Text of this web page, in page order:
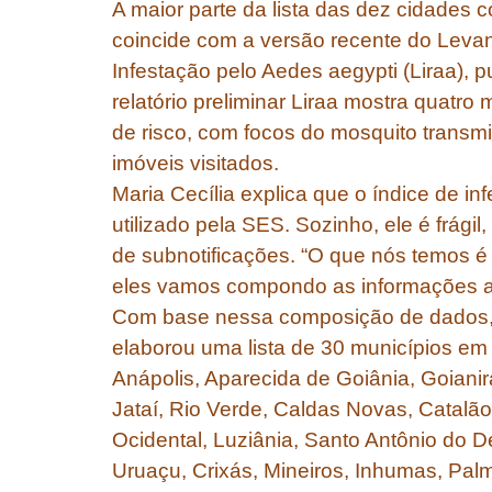
A maior parte da lista das dez cidades
coincide com a versão recente do
Infestação pelo Aedes aegypti (Liraa),
relatório preliminar Liraa mostra quatro
de risco, com focos do mosquito
imóveis visitados.
Maria Cecília explica que o índice de
utilizado pela SES. Sozinho, ele é
de subnotificações. “O que nós temos
eles vamos compondo as informações
Com base nessa composição de
elaborou uma lista de 30 municípios
Anápolis, Aparecida de Goiânia,
Jataí, Rio Verde, Caldas Novas,
Ocidental, Luziânia, Santo Antônio do
Uruaçu, Crixás, Mineiros, Inhumas,